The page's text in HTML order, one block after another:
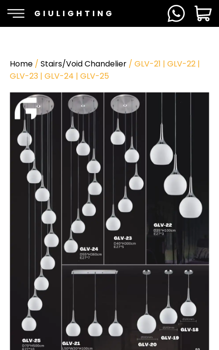
GIULIGHTING
Home / Stairs/Void Chandelier / GLV-21 | GLV-22 |
GLV-23 | GLV-24 | GLV-25